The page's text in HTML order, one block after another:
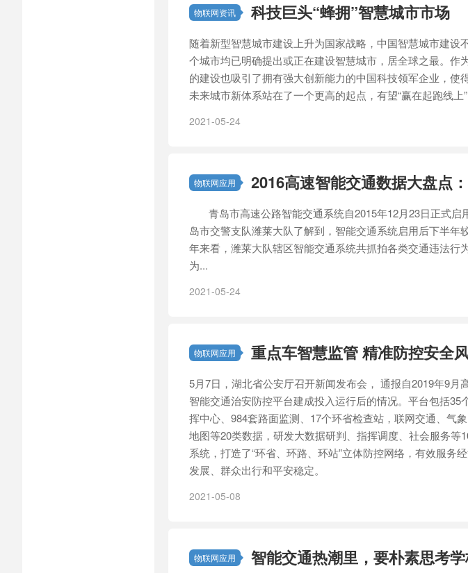
物联网资讯 科技巨头“蜂拥”智慧城市市场
随着新型智慧城市建设上升为国家战略，中国智慧城市建设
个城市均已明确提出或正在建设智慧城市，居全球之最。作
的建设也吸引了拥有强大创新能力的中国科技领军企业，使
未来城市新体系站在了一个更高的起点，有望“赢在起跑线上”
2021-05-24
物联网应用 2016高速智能交通数据大盘点
青岛市高速公路智能交通系统自2015年12月23日正式启
岛市交警支队潍莱大队了解到，智能交通系统启用后下半年
年来看，潍莱大队辖区智能交通系统共抓拍各类交通违法行
为...
2021-05-24
物联网应用 重点车智慧监管 精准防控安全
5月7日，湖北省公安厅召开新闻发布会， 通报自2019年9月
智能交通治安防控平台建成投入运行后的情况。平台包括35
挥中心、984套路面监测、17个环省检查站，联网交通、气象
地图等20类数据，研发大数据研判、指挥调度、社会服务等
系统，打造了“环省、环路、环站”立体防控网络，有效服务
发展、群众出行和平安稳定。
2021-05-08
物联网应用
智能交通热潮里，要朴素思考